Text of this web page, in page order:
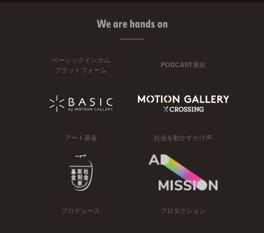
We are hands on
ベーシックインカム
プラットフォーム
PODCAST番組
アート基金 社会を動かすかけ声
プロデュース プロダクション